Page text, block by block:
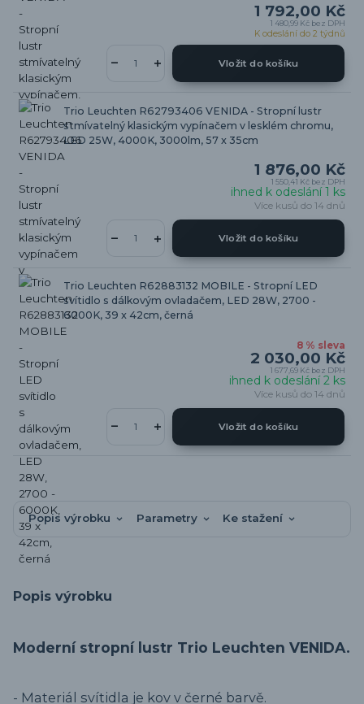
1 792,00 Kč
1 480,99 Kč bez DPH
K odeslání do 2 týdnů
Vložit do košíku
Trio Leuchten R62793406 VENIDA - Stropní lustr
stmívatelný klasickým vypínačem v lesklém chromu,
LED 25W, 4000K, 3000lm, 57 x 35cm
1 876,00 Kč
1 550,41 Kč bez DPH
ihned k odeslání 1 ks
Více kusů do 14 dnů
Vložit do košíku
Trio Leuchten R62883132 MOBILE - Stropní LED
svítidlo s dálkovým ovladačem, LED 28W, 2700 -
6000K, 39 x 42cm, černá
8 % sleva
2 030,00 Kč
1 677,69 Kč bez DPH
ihned k odeslání 2 ks
Více kusů do 14 dnů
Vložit do košíku
Popis výrobku Parametry Ke stažení
Popis výrobku
Moderní stropní lustr Trio Leuchten VENIDA.
- Materiál svítidla je kov v černé barvě.